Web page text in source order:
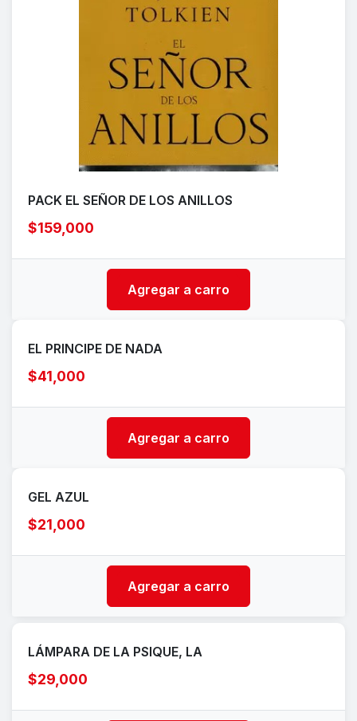
PACK EL SEÑOR DE LOS ANILLOS
$159,000
Agregar a carro
EL PRINCIPE DE NADA
$41,000
Agregar a carro
GEL AZUL
$21,000
Agregar a carro
LÁMPARA DE LA PSIQUE, LA
$29,000